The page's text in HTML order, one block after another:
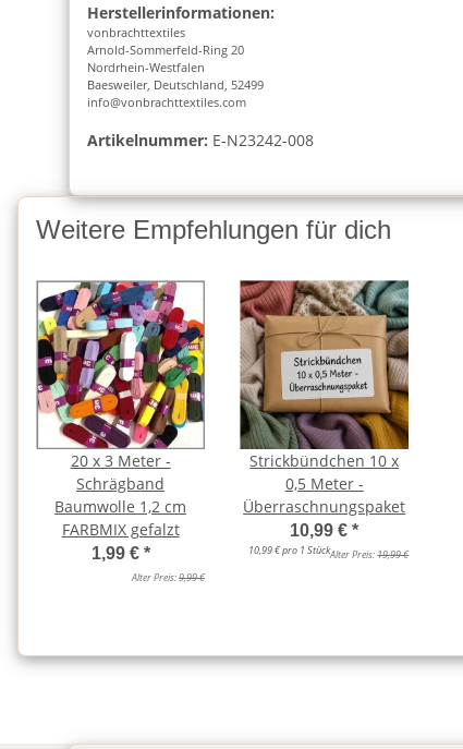
Herstellerinformationen:
vonbrachttextiles
Arnold-Sommerfeld-Ring 20
Nordrhein-Westfalen
Baesweiler, Deutschland, 52499
info@vonbrachttextiles.com
Artikelnummer: E-N23242-008
Weitere Empfehlungen für dich
20 x 3 Meter -
Schrägband
Baumwolle 1,2 cm
FARBMIX gefalzt
1,99 € *
Alter Preis:9,99 €
Strickbündchen 10 x
0,5 Meter -
Überraschnungspaket
10,99 €*
10,99 € pro 1 StückAlter Preis:19,99 €